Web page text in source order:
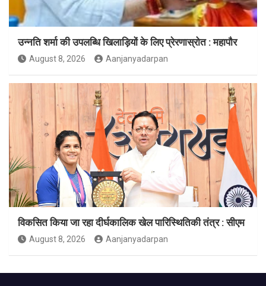
उन्नति शर्मा की उपलब्धि खिलाड़ियों के लिए प्रेरणास्रोत : महापौर
August 8, 2026 Aanjanyadarpan
विकसित किया जा रहा दीर्घकालिक खेल पारिस्थितिकी तंत्र : सीएम
August 8, 2026 Aanjanyadarpan